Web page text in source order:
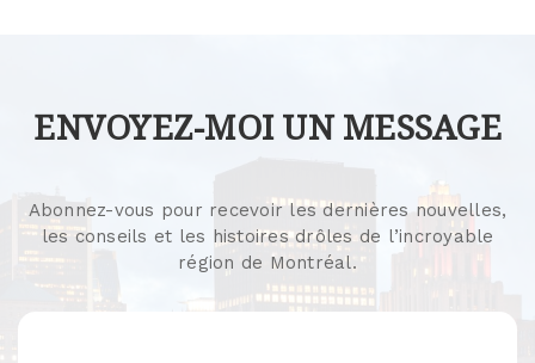
ENVOYEZ-MOI UN MESSAGE
Abonnez-vous pour recevoir les dernières nouvelles,
les conseils et les histoires drôles de l’incroyable
région de Montréal.